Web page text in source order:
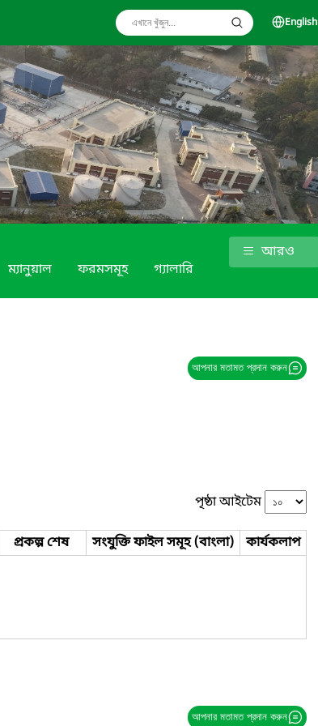
English
ম্যানুয়াল ফরমসমূহ গ্যালারি
আরও
আপনার মতামত প্রদান করুন
পৃষ্ঠা আইটেম
প্রকল্প শেষ সংযুক্তি ফাইল সমূহ (বাংলা) কার্যকলাপ
আপনার মতামত প্রদান করুন